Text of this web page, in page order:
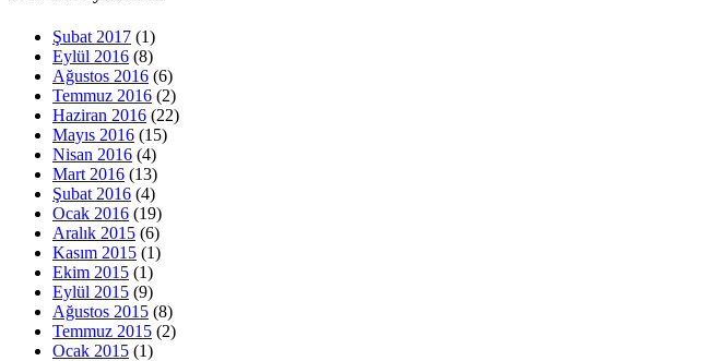
Şubat 2017 (1)
Eylül 2016 (8)
Ağustos 2016 (6)
Temmuz 2016 (2)
Haziran 2016 (22)
Mayıs 2016 (15)
Nisan 2016 (4)
Mart 2016 (13)
Şubat 2016 (4)
Ocak 2016 (19)
Aralık 2015 (6)
Kasım 2015 (1)
Ekim 2015 (1)
Eylül 2015 (9)
Ağustos 2015 (8)
Temmuz 2015 (2)
Ocak 2015 (1)